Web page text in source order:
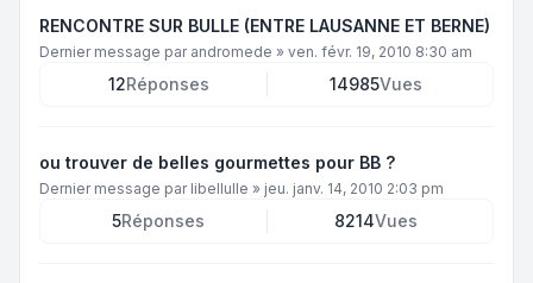
RENCONTRE SUR BULLE (ENTRE LAUSANNE ET BERNE)
Dernier message par andromede » ven. févr. 19, 2010 8:30 am
12Réponses 14985Vues
ou trouver de belles gourmettes pour BB ?
Dernier message par libellulle » jeu. janv. 14, 2010 2:03 pm
5Réponses 8214Vues